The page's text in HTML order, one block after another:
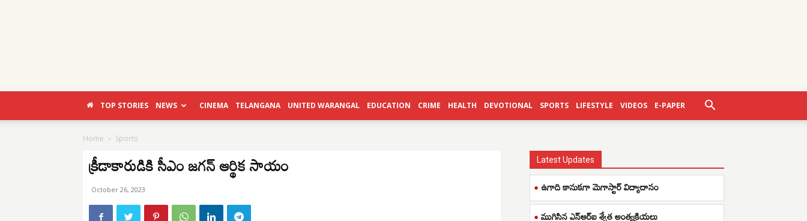
TOP STORIES NEWS CINEMA TELANGANA UNITED WARANGAL EDUCATION CRIME HEALTH DEVOTIONAL SPORTS LIFESTYLE VIDEOS E-PAPER
Home Sports
క్రీడాకారుడికి సీఎం జగన్ ఆర్థిక సాయం
October 26, 2023
Latest Updates
ఉగాది కానుకగా మెగాస్టార్ విద్యాదానం
ముగిసిన ఎన్ఆర్ఐ శ్వేత అంత్యక్రియలు